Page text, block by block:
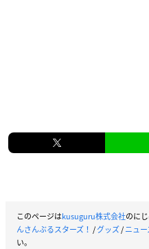
このページはkusuguru株式会社のに
んさんぶるスターズ！ /グッズ/ニュー
い。